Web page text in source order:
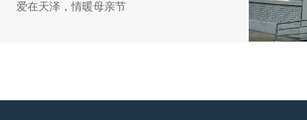
爱在天泽，情暖母亲节